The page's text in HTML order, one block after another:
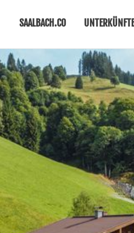
SAALBACH.CO UNTERKÜNFTE